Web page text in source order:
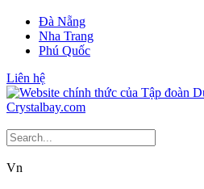
Đà Nẵng
Nha Trang
Phú Quốc
Liên hệ
Vn